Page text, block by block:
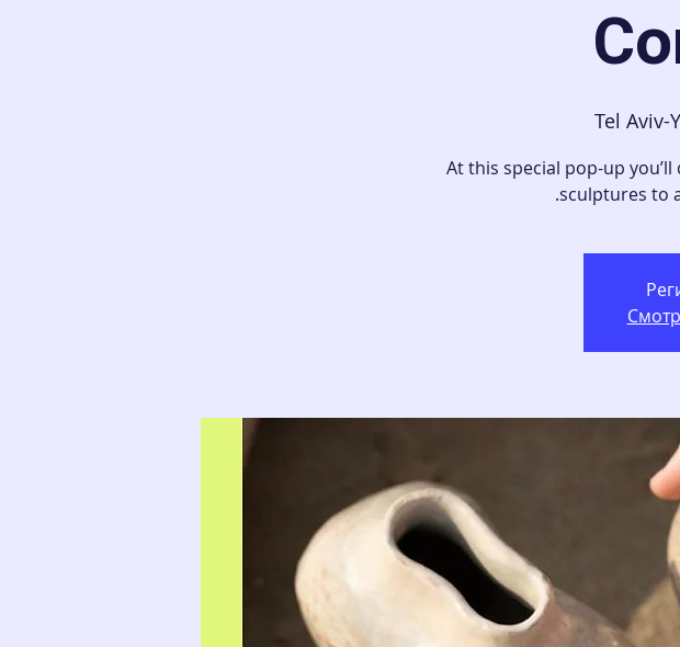
Tel Aviv-
At this special pop-up
sculptures to